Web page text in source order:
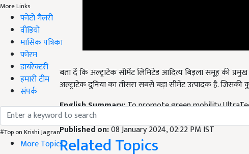
More Links
फोटो गैलरी
वीडियो
मासिक पत्रिका
फोरम
डायरेक्टरी
हमारी टीम
संपर्क
#Top on Krishi Jagran
More Topics
अल्ट्राटेक दुनिया का तीसरा सबसे बड़ा सीमेंट उत्पादक है. जिसकी
English Summary:
To promote green mobility
transportation will help in reducing transportation
Published on:
Related Topics